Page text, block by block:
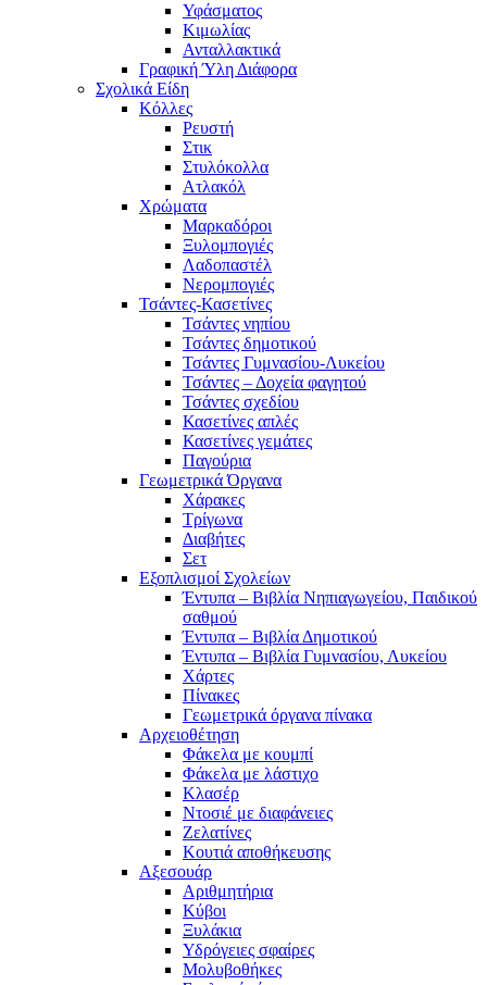
Υφάσματος
Κιμωλίας
Ανταλλακτικά
Γραφική Ύλη Διάφορα
Σχολικά Είδη
Κόλλες
Ρευστή
Στικ
Στυλόκολλα
Ατλακόλ
Χρώματα
Μαρκαδόροι
Ξυλομπογιές
Λαδοπαστέλ
Νερομπογιές
Τσάντες-Κασετίνες
Τσάντες νηπίου
Τσάντες δημοτικού
Τσάντες Γυμνασίου-Λυκείου
Τσάντες – Δοχεία φαγητού
Τσάντες σχεδίου
Κασετίνες απλές
Κασετίνες γεμάτες
Παγούρια
Γεωμετρικά Όργανα
Χάρακες
Τρίγωνα
Διαβήτες
Σετ
Εξοπλισμοί Σχολείων
Έντυπα – Βιβλία Νηπιαγωγείου, Παιδικού
σαθμού
Έντυπα – Βιβλία Δημοτικού
Έντυπα – Βιβλία Γυμνασίου, Λυκείου
Χάρτες
Πίνακες
Γεωμετρικά όργανα πίνακα
Αρχειοθέτηση
Φάκελα με κουμπί
Φάκελα με λάστιχο
Κλασέρ
Ντοσιέ με διαφάνειες
Ζελατίνες
Κουτιά αποθήκευσης
Αξεσουάρ
Αριθμητήρια
Κύβοι
Ξυλάκια
Υδρόγειες σφαίρες
Μολυβοθήκες